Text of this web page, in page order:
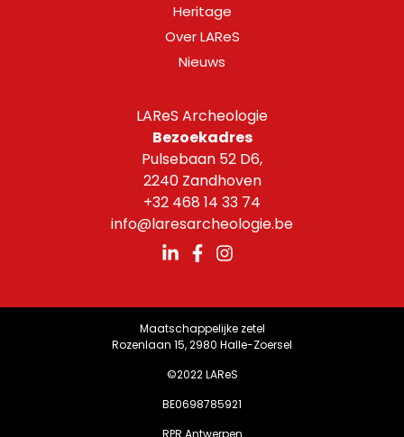
LAReS Archeologie
Bezoekadres
Pulsebaan 52 D6,
2240 Zandhoven
+32 468 14 33 74
info@laresarcheologie.be
Heritage
Over LAReS
Nieuws
Maatschappelijke zetel
Rozenlaan 15, 2980 Halle-Zoersel
©2022 LAReS
BE0698785921
RPR Antwerpen